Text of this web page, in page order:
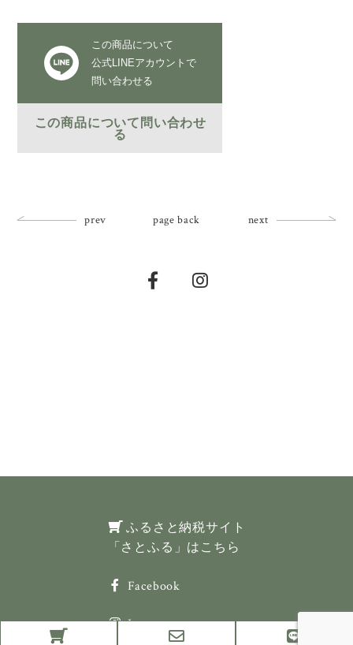
この商品について
公式LINEアカウントで
問い合わせる
この商品について問い合わせ
る
prev next
page back
ふるさと納税サイト
「さとふる」はこちら
Facebook
Instagram